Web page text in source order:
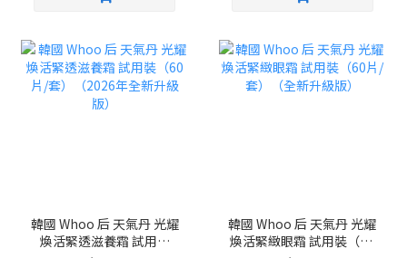
韓國 Whoo 后 天氣丹 光耀
煥活緊透滋養霜 試用裝
韓國 Whoo 后 天氣丹 光耀
煥活緊緻眼霜 試用裝（60